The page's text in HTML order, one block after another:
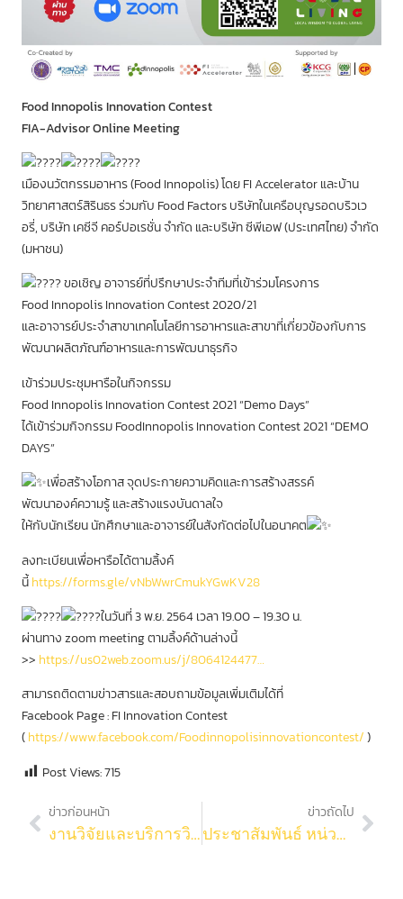
Food Innopolis Innovation Contest
FIA-Advisor Online Meeting
เมืองนวัตกรรมอาหาร (Food Innopolis) โดย FI Accelerator และบ้าน
วิทยาศาสตร์สิรินธร ร่วมกับ Food Factors บริษัทในเครือบุญรอดบริวเว
อรี่, บริษัท เคซีจี คอร์ปอเรชั่น จำกัด และบริษัท ซีพีเอฟ (ประเทศไทย) จำกัด
(มหาชน)
ขอเชิญ อาจารย์ที่ปรึกษาประจำทีมที่เข้าร่วมโครงการ
Food Innopolis Innovation Contest 2020/21
และอาจารย์ประจำสาขาเทคโนโลยีการอาหารและสาขาที่เกี่ยวข้องกับการ
พัฒนาผลิตภัณฑ์อาหารและการพัฒนาธุรกิจ
เข้าร่วมประชุมหารือในกิจกรรม
Food Innopolis Innovation Contest 2021 “Demo Days”
ได้เข้าร่วมกิจกรรม FoodInnopolis Innovation Contest 2021 “DEMO
DAYS”
เพื่อสร้างโอกาส จุดประกายความคิดและการสร้างสรรค์
พัฒนาองค์ความรู้ และสร้างแรงบันดาลใจ
ให้กับนักเรียน นักศึกษาและอาจารย์ในสังกัดต่อไปในอนาคต
ลงทะเบียนเพื่อหารือได้ตามลิ้งค์
นี้https://forms.gle/vNbWwrCmukYGwKV28
ในวันที่ 3 พ.ย. 2564 เวลา 19.00 – 19.30 น.
ผ่านทาง zoom meeting ตามลิ้งค์ด้านล่างนี้
>> https://us02web.zoom.us/j/8064124477…
สามารถติดตามข่าวสารและสอบถามข้อมูลเพิ่มเติมได้ที่
Facebook Page : FI Innovation Contest
(https://www.facebook.com/Foodinnopolisinnovationcontest/)
Post Views:715
ข่าวก่อนหน้า
งานวิจัยและบริการวิชาการ ขอเเสดงความยินดี
ข่าวถัดไป
ประชาสัมพันธ์ หน่วยบริหารและจัดการทุนด้านการพัฒนากำลังคนและทุนด้านการพัฒนาสถาบันอุดมศึกษา การวิจัยและการสร้างนวัตกรรม (บพค.) เปิดรับสมัครบุคคล เพื่อคัดเลือกเป็น “ผู้อำนวยการ บพค.”